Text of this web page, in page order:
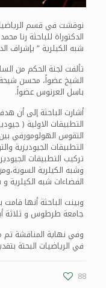
نوقشت في قسم
الدكتوراة للباحثة رنا
شبه الكيلرية ” بإشراف
تألفت لجنة الحكم من
الشيخ عضواً، محسن
باسل العرنوس عضواً.
أشارت الباحثة إلى أن
التطبيقات الاولية (
التقوس الهولومورفي
التطبيقات الجيوديزية
تركيب التطبيقات
وشبه الكيلرية
الفضاءات شبه الكيلرية
جامعة طرطوس و ثلاثة
وفي نهاية المناقشة تم
في الرياضيات البحتة
88